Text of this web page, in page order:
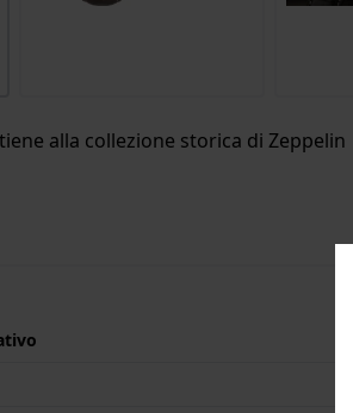
alla collezione storica di Zeppelin